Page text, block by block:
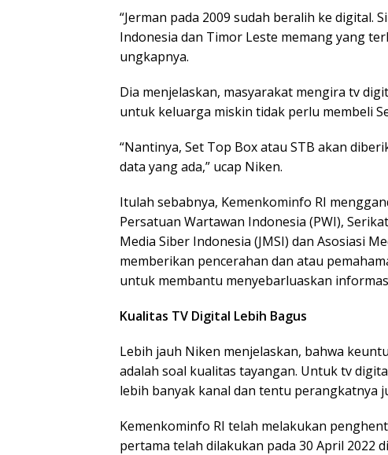
“Jerman pada 2009 sudah beralih ke digital.
Indonesia dan Timor Leste memang yang
ungkapnya.
Dia menjelaskan, masyarakat mengira tv
untuk keluarga miskin tidak perlu membeli
“Nantinya, Set Top Box atau STB akan
data yang ada,” ucap Niken.
Itulah sebabnya, Kemenkominfo RI
Persatuan Wartawan Indonesia (PWI),
Media Siber Indonesia (JMSI) dan Asosiasi
memberikan pencerahan dan atau
untuk membantu menyebarluaskan
Kualitas TV Digital Lebih Bagus
Lebih jauh Niken menjelaskan, bahwa
adalah soal kualitas tayangan. Untuk tv
lebih banyak kanal dan tentu perangkatnya
Kemenkominfo RI telah melakukan
pertama telah dilakukan pada 30 April 2022